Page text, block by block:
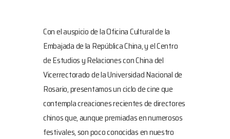
Con el auspicio de la Oficina Cultural de la
Embajada de la República China, y el Centro
de Estudios y Relaciones con China del
Vicerrectorado de la Universidad Nacional de
Rosario, presentamos un ciclo de cine que
contempla creaciones recientes de directores
chinos que, aunque premiadas en numerosos
festivales, son poco conocidas en nuestro